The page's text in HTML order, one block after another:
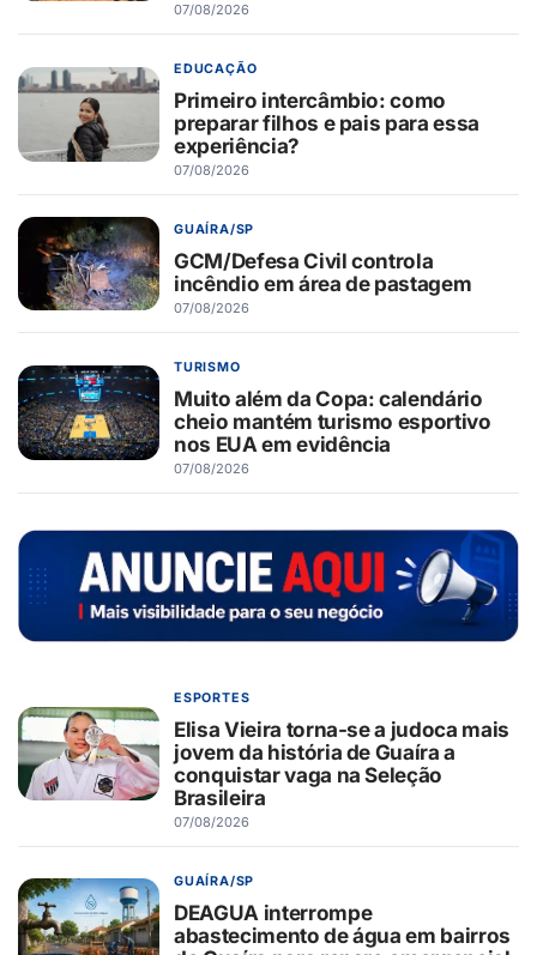
07/08/2026
EDUCAÇÃO
Primeiro intercâmbio: como
preparar filhos e pais para essa
experiência?
07/08/2026
GUAÍRA/SP
GCM/Defesa Civil controla
incêndio em área de pastagem
07/08/2026
TURISMO
Muito além da Copa: calendário
cheio mantém turismo esportivo
nos EUA em evidência
07/08/2026
ESPORTES
Elisa Vieira torna-se a judoca mais
jovem da história de Guaíra a
conquistar vaga na Seleção
Brasileira
07/08/2026
GUAÍRA/SP
DEAGUA interrompe
abastecimento de água em bairros